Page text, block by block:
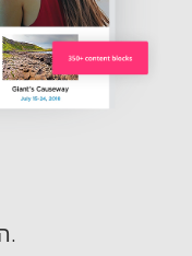
מתחיל כאן.